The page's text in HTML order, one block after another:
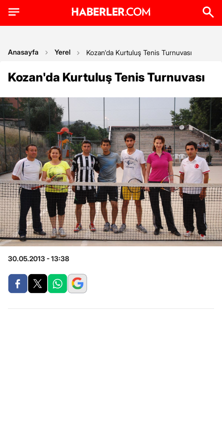
Anasayfa Yerel Kozan'da Kurtuluş Tenis Turnuvası
Kozan'da Kurtuluş Tenis Turnuvası
30.05.2013 - 13:38